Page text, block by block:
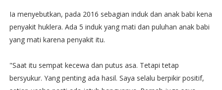
Ia menyebutkan, pada 2016 sebagian induk dan anak babi kena
penyakit huklera. Ada 5 induk yang mati dan puluhan anak babi
yang mati karena penyakit itu.
"Saat itu sempat kecewa dan putus asa. Tetapi tetap
bersyukur. Yang penting ada hasil. Saya selalu berpikir positif,